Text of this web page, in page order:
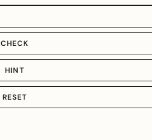
CHECK
HINT
RESET